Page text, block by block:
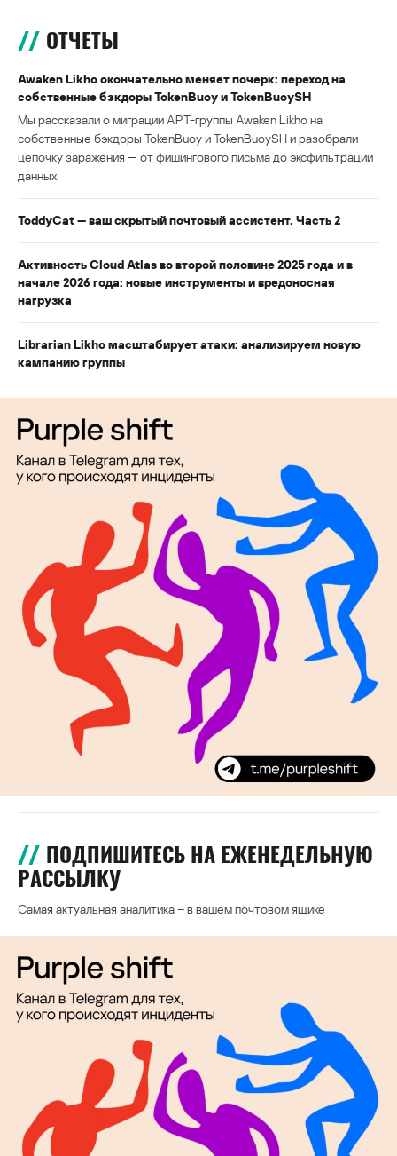
ОТЧЕТЫ
Awaken Likho окончательно меняет почерк: переход на
собственные бэкдоры TokenBuoy и TokenBuoySH
Мы рассказали о миграции APT-группы Awaken Likho на
собственные бэкдоры TokenBuoy и TokenBuoySH и разобрали
цепочку заражения — от фишингового письма до эксфильтрации
данных.
ToddyCat — ваш скрытый почтовый ассистент. Часть 2
Активность Cloud Atlas во второй половине 2025 года и в
начале 2026 года: новые инструменты и вредоносная
нагрузка
Librarian Likho масштабирует атаки: анализируем новую
кампанию группы
ПОДПИШИТЕСЬ НА ЕЖЕНЕДЕЛЬНУЮ
РАССЫЛКУ
Самая актуальная аналитика – в вашем почтовом ящике